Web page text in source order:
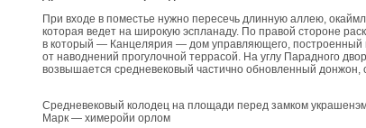
При входе в поместье нужно пересечь длинную аллею,
которая ведет на широкую эспланаду. По правой стороне
в который — Канцелярия — дом управляющего, построенный
от наводнений прогулочной террасой. На углу Парадного
возвышается средневековый частично обновленный донжон,
Средневековый колодец на площади перед замком
Марк — химеройи орлом